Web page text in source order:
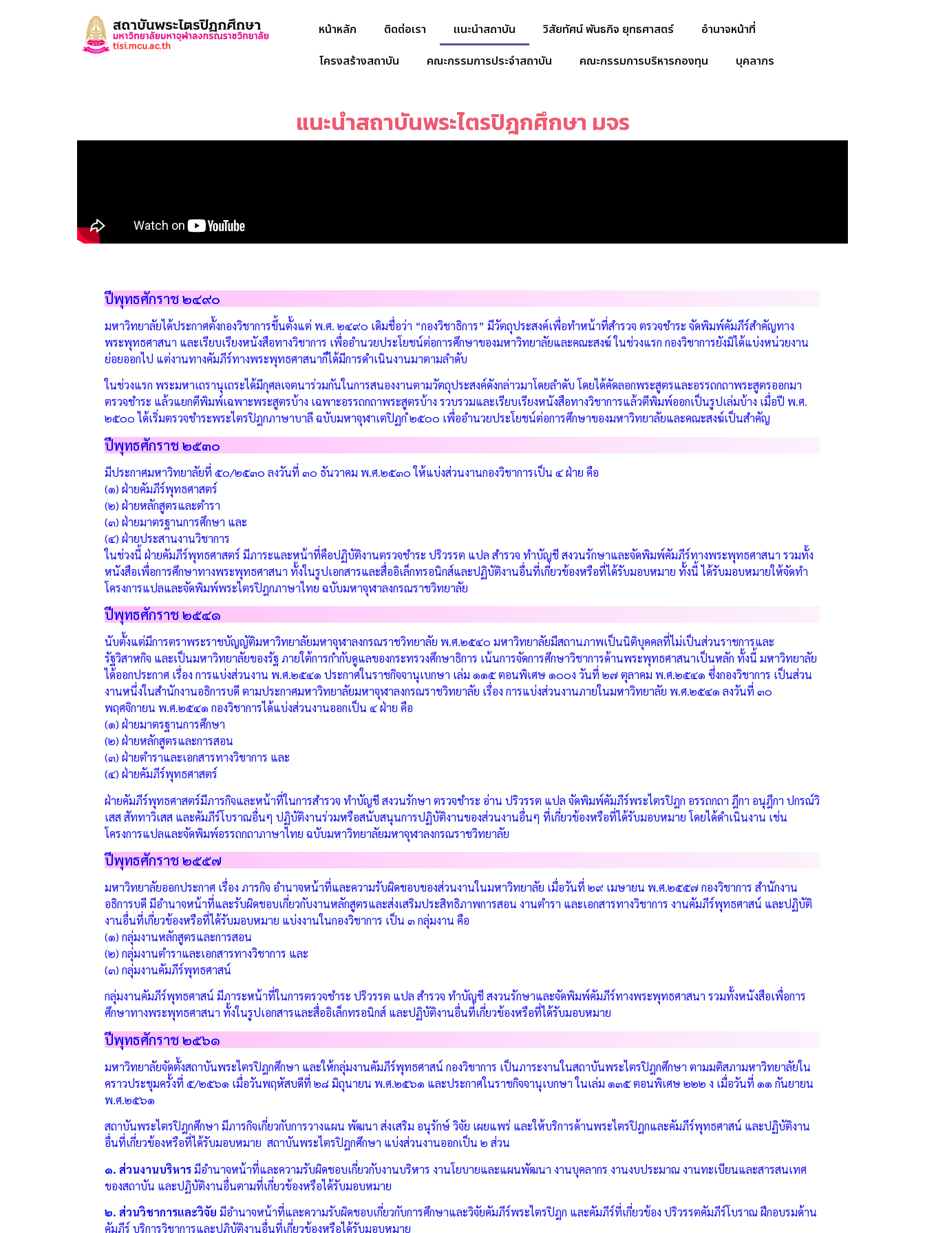
หน้าหลัก ติดต่อเรา แนะนำสถาบัน วิสัยทัศน์ พันธกิจ ยุทธศาสตร์
อำนาจหน้าที่
โครงสร้างสถาบัน
คณะกรรมการประจำสถาบัน คณะกรรมการบริหารกองทุน บุคลากร
แนะนำสถาบันพระไตรปิฎกศึกษา มจร
ปีพุทธศักราช ๒๔๙๐
มหาวิทยาลัยได้ประกาศตั้งกองวิชาการขึ้นตั้งแต่ พ.ศ. ๒๔๙๐ เดิมชื่อว่า “กองวิชาธิการ” มีวัตถุประสงค์เพื่อทำหน้าที่สำรวจ ตรวจชำระ จัดพิมพ์คัมภีร์สำคัญทาง
พระพุทธศาสนา และเรียบเรียงหนังสือทางวิชาการ เพื่ออำนวยประโยชน์ต่อการศึกษาของมหาวิทยาลัยและคณะสงฆ์ ในช่วงแรก กองวิชาการยังมิได้แบ่งหน่วยงาน
ย่อยออกไป แต่งานทางคัมภีร์ทางพระพุทธศาสนาก็ได้มีการดำเนินงานมาตามลำดับ
ในช่วงแรก พระมหาเถรานุเถระได้มีกุศลเจตนาร่วมกันในการสนองงานตามวัตถุประสงค์ดังกล่าวมาโดยลำดับ โดยได้คัดลอกพระสูตรและอรรถกถาพระสูตรออกมา
ตรวจชำระ แล้วแยกตีพิมพ์เฉพาะพระสูตรบ้าง เฉพาะอรรถกถาพระสูตรบ้าง รวบรวมและเรียบเรียงหนังสือทางวิชาการแล้วตีพิมพ์ออกเป็นรูปเล่มบ้าง เมื่อปี พ.ศ.
๒๕๐๐ ได้เริ่มตรวจชำระพระไตรปิฎกภาษาบาลี ฉบับมหาจุฬาเตปิฏกํ ๒๕๐๐ เพื่ออำนวยประโยชน์ต่อการศึกษาของมหาวิทยาลัยและคณะสงฆ์เป็นสำคัญ
ปีพุทธศักราช ๒๕๓๐
มีประกาศมหาวิทยาลัยที่ ๕๐/๒๕๓๐ ลงวันที่ ๓๐ ธันวาคม พ.ศ.๒๕๓๐ ให้แบ่งส่วนงานกองวิชาการเป็น ๔ ฝ่าย คือ
(๑) ฝ่ายคัมภีร์พุทธศาสตร์
(๒) ฝ่ายหลักสูตรและตำรา
(๓) ฝ่ายมาตรฐานการศึกษา และ
(๔) ฝ่ายประสานงานวิชาการ
ในช่วงนี้ ฝ่ายคัมภีร์พุทธศาสตร์ มีภาระและหน้าที่คือปฏิบัติงานตรวจชำระ ปริวรรต แปล สำรวจ ทำบัญชี สงวนรักษาและจัดพิมพ์คัมภีร์ทางพระพุทธศาสนา รวมทั้ง
หนังสือเพื่อการศึกษาทางพระพุทธศาสนา ทั้งในรูปเอกสารและสื่ออิเล็กทรอนิกส์และปฏิบัติงานอื่นที่เกี่ยวข้องหรือที่ได้รับมอบหมาย ทั้งนี้ ได้รับมอบหมายให้จัดทำ
โครงการแปลและจัดพิมพ์พระไตรปิฎกภาษาไทย ฉบับมหาจุฬาลงกรณราชวิทยาลัย
ปีพุทธศักราช ๒๕๔๑
นับตั้งแต่มีการตราพระราชบัญญัติมหาวิทยาลัยมหาจุฬาลงกรณราชวิทยาลัย พ.ศ.๒๕๔๐ มหาวิทยาลัยมีสถานภาพเป็นนิติบุคคลที่ไม่เป็นส่วนราชการและ
รัฐวิสาหกิจ และเป็นมหาวิทยาลัยของรัฐ ภายใต้การกำกับดูแลของกระทรวงศึกษาธิการ เน้นการจัดการศึกษาวิชาการด้านพระพุทธศาสนาเป็นหลัก ทั้งนี้ มหาวิทยาลัย
ได้ออกประกาศ เรื่อง การแบ่งส่วนงาน พ.ศ.๒๕๔๑ ประกาศในราชกิจจานุเบกษา เล่ม ๑๑๕ ตอนพิเศษ ๑๐๐ง วันที่ ๒๗ ตุลาคม พ.ศ.๒๕๔๑ ซึ่งกองวิชาการ เป็นส่วน
งานหนึ่งในสำนักงานอธิการบดี ตามประกาศมหาวิทยาลัยมหาจุฬาลงกรณราชวิทยาลัย เรื่อง การแบ่งส่วนงานภายในมหาวิทยาลัย พ.ศ.๒๕๔๑ ลงวันที่ ๓๐
พฤศจิกายน พ.ศ.๒๕๔๑ กองวิชาการได้แบ่งส่วนงานออกเป็น ๔ ฝ่าย คือ
(๑) ฝ่ายมาตรฐานการศึกษา
(๒) ฝ่ายหลักสูตรและการสอน
(๓) ฝ่ายตำราและเอกสารทางวิชาการ และ
(๔) ฝ่ายคัมภีร์พุทธศาสตร์
ฝ่ายคัมภีร์พุทธศาสตร์มีภารกิจและหน้าที่ในการสำรวจ ทำบัญชี สงวนรักษา ตรวจชำระ อ่าน ปริวรรต แปล จัดพิมพ์คัมภีร์พระไตรปิฎก อรรถกถา ฎีกา อนุฎีกา ปกรณ์วิ
เสส สัททาวิเสส และคัมภีร์โบราณอื่นๆ ปฏิบัติงานร่วมหรือสนับสนุนการปฏิบัติงานของส่วนงานอื่นๆ ที่เกี่ยวข้องหรือที่ได้รับมอบหมาย โดยได้ดำเนินงาน เช่น
โครงการแปลและจัดพิมพ์อรรถกถาภาษาไทย ฉบับมหาวิทยาลัยมหาจุฬาลงกรณราชวิทยาลัย
ปีพุทธศักราช ๒๕๕๗
มหาวิทยาลัยออกประกาศ เรื่อง ภารกิจ อำนาจหน้าที่และความรับผิดชอบของส่วนงานในมหาวิทยาลัย เมื่อวันที่ ๒๙ เมษายน พ.ศ.๒๕๕๗ กองวิชาการ สำนักงาน
อธิการบดี มีอำนาจหน้าที่และรับผิดชอบเกี่ยวกับงานหลักสูตรและส่งเสริมประสิทธิภาพการสอน งานตำรา และเอกสารทางวิชาการ งานคัมภีร์พุทธศาสน์ และปฏิบัติ
งานอื่นที่เกี่ยวข้องหรือที่ได้รับมอบหมาย แบ่งงานในกองวิชาการ เป็น ๓ กลุ่มงาน คือ
(๑) กลุ่มงานหลักสูตรและการสอน
(๒) กลุ่มงานตำราและเอกสารทางวิชาการ และ
(๓) กลุ่มงานคัมภีร์พุทธศาสน์
กลุ่มงานคัมภีร์พุทธศาสน์ มีภาระหน้าที่ในการตรวจชำระ ปริวรรต แปล สำรวจ ทำบัญชี สงวนรักษาและจัดพิมพ์คัมภีร์ทางพระพุทธศาสนา รวมทั้งหนังสือเพื่อการ
ศึกษาทางพระพุทธศาสนา ทั้งในรูปเอกสารและสื่ออิเล็กทรอนิกส์ และปฏิบัติงานอื่นที่เกี่ยวข้องหรือที่ได้รับมอบหมาย
ปีพุทธศักราช ๒๕๖๑
มหาวิทยาลัยจัดตั้งสถาบันพระไตรปิฎกศึกษา และให้กลุ่มงานคัมภีร์พุทธศาสน์ กองวิชาการ เป็นภาระงานในสถาบันพระไตรปิฎกศึกษา ตามมติสภามหาวิทยาลัยใน
คราวประชุมครั้งที่ ๕/๒๕๖๑ เมื่อวันพฤหัสบดีที่ ๒๘ มิถุนายน พ.ศ.๒๕๖๑ และประกาศในราชกิจจานุเบกษา ในเล่ม ๑๓๕ ตอนพิเศษ ๒๒๒ ง เมื่อวันที่ ๑๑ กันยายน
พ.ศ.๒๕๖๑
สถาบันพระไตรปิฎกศึกษา มีภารกิจเกี่ยวกับการวางแผน พัฒนา ส่งเสริม อนุรักษ์ วิจัย เผยแพร่ และให้บริการด้านพระไตรปิฎกและคัมภีร์พุทธศาสน์ และปฏิบัติงาน
อื่นที่เกี่ยวข้องหรือที่ได้รับมอบหมาย สถาบันพระไตรปิฎกศึกษา แบ่งส่วนงานออกเป็น ๒ ส่วน
๑. ส่วนงานบริหารมีอำนาจหน้าที่และความรับผิดชอบเกี่ยวกับงานบริหาร งานโยบายและแผนพัฒนา งานบุคลากร งานงบประมาณ งานทะเบียนและสารสนเทศ
ของสถาบัน และปฏิบัติงานอื่นตามที่เกี่ยวข้องหรือได้รับมอบหมาย
๒. ส่วนวิชาการและวิจัย มีอำนาจหน้าที่และความรับผิดชอบเกี่ยวกับการศึกษาและวิจัยคัมภีร์พระไตรปิฎก และคัมภีร์ที่เกี่ยวข้อง ปริวรรตคัมภีร์โบราณ ฝึกอบรมด้าน
คัมภีร์ บริการวิชาการและปฏิบัติงานอื่นที่เกี่ยวข้องหรือได้รับมอบหมาย